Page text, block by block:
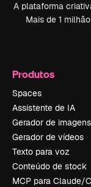
A plataforma
Mais de 1
Produtos
Spaces
Assistente de IA
Gerador de imagens
Gerador de vídeos
Texto para voz
Conteúdo de stock
MCP para Claude/